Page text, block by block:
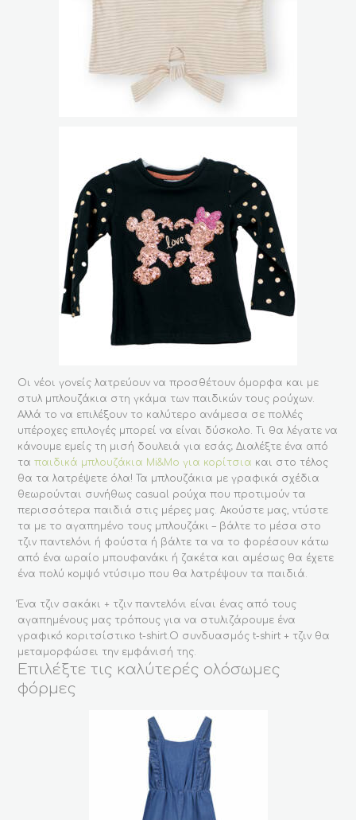
Οι νέοι γονείς λατρεύουν να προσθέτουν όμορφα και με
στυλ μπλουζάκια στη γκάμα των παιδικών τους ρούχων.
Αλλά το να επιλέξουν το καλύτερο ανάμεσα σε πολλές
υπέροχες επιλογές μπορεί να είναι δύσκολο. Τι θα λέγατε να
κάνουμε εμείς τη μισή δουλειά για εσάς; Διαλέξτε ένα από
ταπαιδικά μπλουζάκια Mi&Mo για κορίτσια και στο τέλος
θα τα λατρέψετε όλα! Τα μπλουζάκια με γραφικά σχέδια
θεωρούνται συνήθως casual ρούχα που προτιμούν τα
περισσότερα παιδιά στις μέρες μας. Ακούστε μας, ντύστε
τα με το αγαπημένο τους μπλουζάκι – βάλτε το μέσα στο
τζιν παντελόνι ή φούστα ή βάλτε τα να το φορέσουν κάτω
από ένα ωραίο μπουφανάκι ή ζακέτα και αμέσως θα έχετε
ένα πολύ κομψό ντύσιμο που θα λατρέψουν τα παιδιά.
Ένα τζιν σακάκι + τζιν παντελόνι είναι ένας από τους
αγαπημένους μας τρόπους για να στυλιζάρουμε ένα
γραφικό κοριτσίστικο t-shirt.Ο συνδυασμός t-shirt + τζιν θα
μεταμορφώσει την εμφάνισή της.
Επιλέξτε τις καλύτερές ολόσωμες
φόρμες